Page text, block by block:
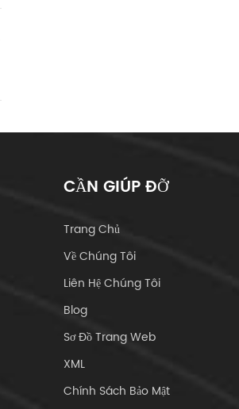
CẦN GIÚP ĐỠ
Trang Chủ
Về Chúng Tôi
Liên Hệ Chúng Tôi
Blog
Sơ Đồ Trang Web
XML
Chính Sách Bảo Mật